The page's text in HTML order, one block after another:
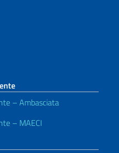
– Ambasciata
– MAECI